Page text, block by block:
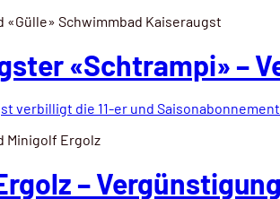
«Schtrampi» –
verbilligt die 11-er und
–